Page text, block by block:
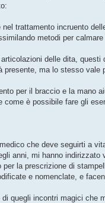
trattamento incruento
metodi per
delle dita, questi
presente, ma lo stesso vale
per il braccio e la mano
come è possibile fare gli
che deve seguirti a
anni, mi hanno indirizzato
la prescrizione di
e nomenclate, e
quegli incontri magici che